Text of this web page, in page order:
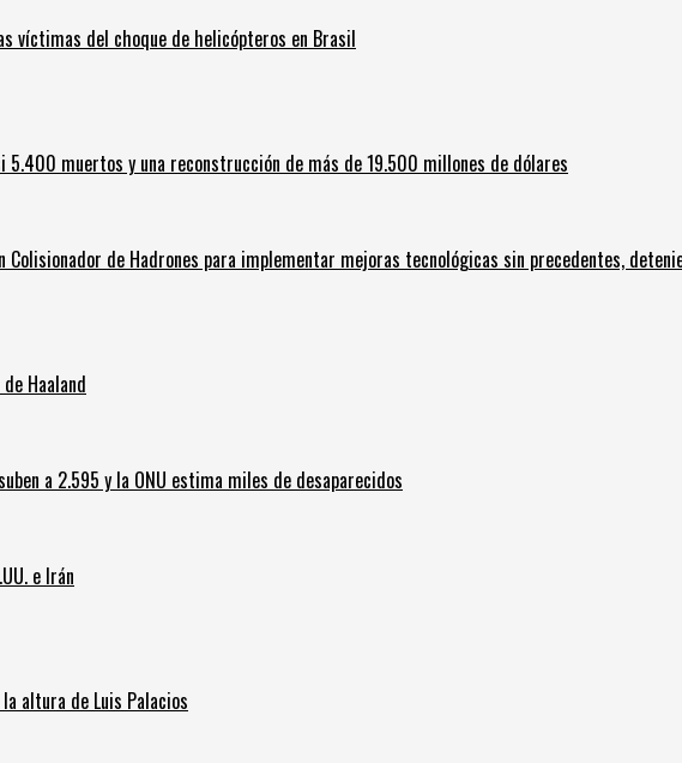
víctimas del choque de helicópteros en Brasil
muertos y una reconstrucción de más de 19.500 millones de dólares
Colisionador de Hadrones para implementar mejoras tecnológicas sin precedentes,
Haaland
a 2.595 y la ONU estima miles de desaparecidos
e Irán
altura de Luis Palacios